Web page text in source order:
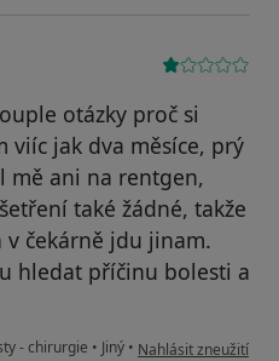
otázky proč si
viíc jak dva měsíce, prý
mě ani na rentgen,
také žádné, takže
v čekárně jdu jinam.
hledat příčinu bolesti a
- chirurgie • Jiný • podle názoru
Nahlásit zneužití